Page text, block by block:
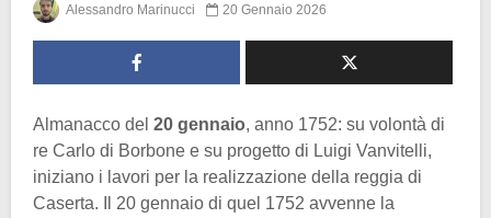
Alessandro Marinucci 20 Gennaio 2026
Almanacco del 20 gennaio, anno 1752: su volontà di
re Carlo di Borbone e su progetto di Luigi Vanvitelli,
iniziano i lavori per la realizzazione della reggia di
Caserta. Il 20 gennaio di quel 1752 avvenne la